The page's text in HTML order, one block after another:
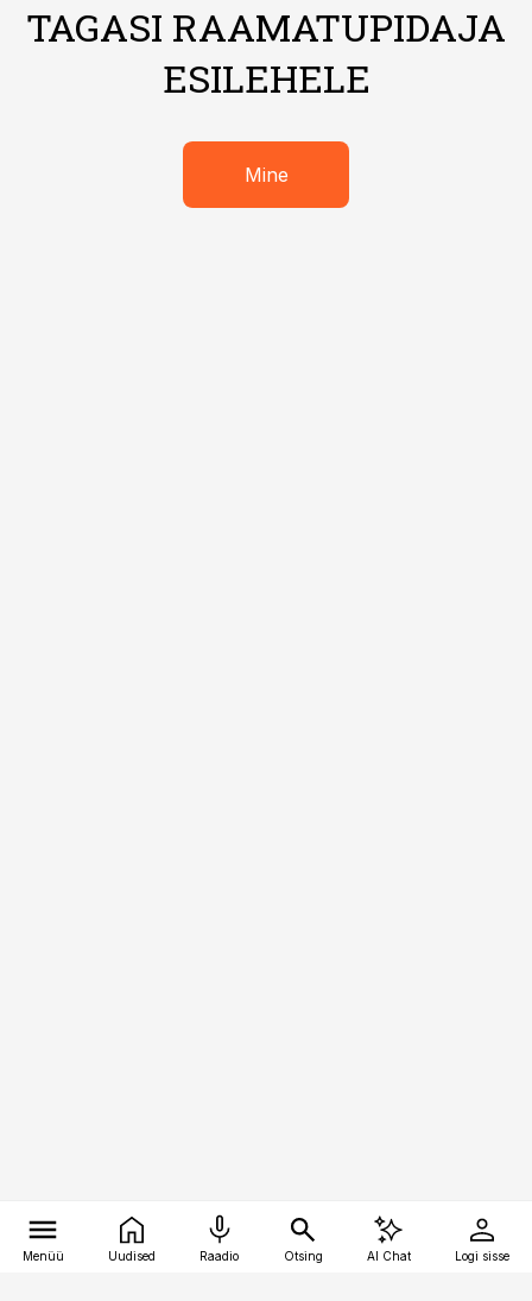
TAGASI RAAMATUPIDAJA
ESILEHELE
Mine
Menüü Uudised Raadio Otsing AI Chat Logi sisse